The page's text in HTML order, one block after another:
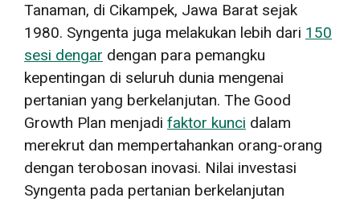
Tanaman, di Cikampek, Jawa Barat sejak
1980. Syngenta juga melakukan lebih dari 150
sesi dengar dengan para pemangku
kepentingan di seluruh dunia mengenai
pertanian yang berkelanjutan. The Good
Growth Plan menjadi faktor kunci dalam
merekrut dan mempertahankan orang-orang
dengan terobosan inovasi. Nilai investasi
Syngenta pada pertanian berkelanjutan